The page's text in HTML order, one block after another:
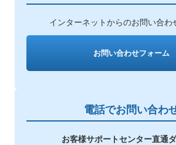
インターネットからのお問い合わ
お問い合わせフォーム
電話でお問い合わ
お客様サポートセンター直通